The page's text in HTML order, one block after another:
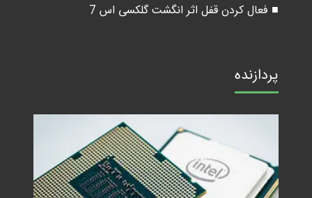
■ فعال کردن قفل اثر انگشت گلکسی اس 7
پردازنده